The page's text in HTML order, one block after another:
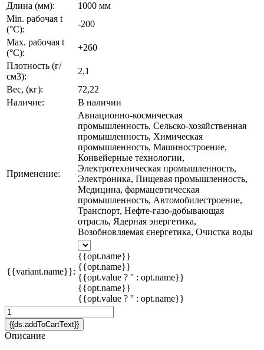
Длина (мм):
1000 мм
Min. рабочая t
(°C):
-200
Max. рабочая t
(°C):
+260
Плотность (г/
см3):
2,1
Вес, (кг):
72,22
Наличие:
В наличии
Применение:
Авиационно-космическая
промышленность, Сельско-хозяйственная
промышленность, Химическая
промышленность, Машиностроение,
Конвейерные технологии,
Электротехническая промышленность,
Электроника, Пищевая промышленность,
Медицина, фармацевтическая
промышленность, Автомобилестроение,
Транспорт, Нефте-газо-добывающая
отрасль, Ядерная энергетика,
Возобновляемая єнергетика, Очистка воды
{{variant.name}}:
{{opt.name}}
{{opt.name}}
{{opt.value ? '' : opt.name}}
{{opt.name}}
{{opt.value ? '' : opt.name}}
{{ds.addToCartText}}
Описание